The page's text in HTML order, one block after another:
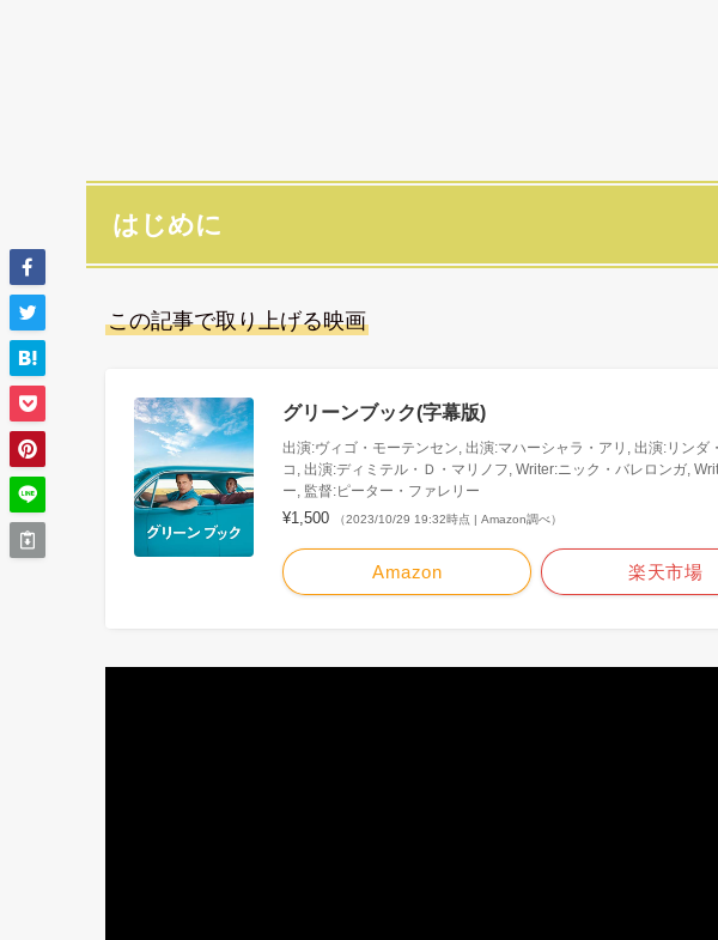
はじめに
この記事で取り上げる映画
グリーンブック(字幕版)
出演:ヴィゴ・モーテンセン, 出演:マハーシャラ・アリ, 出演:リン
コ, 出演:ディミテル・Ｄ・マリノフ, Writer:ニック・バレロンガ,
ー, 監督:ピーター・ファレリー
¥1,500 （2023/10/29 19:32時点 | Amazon調べ）
Amazon 楽天市場